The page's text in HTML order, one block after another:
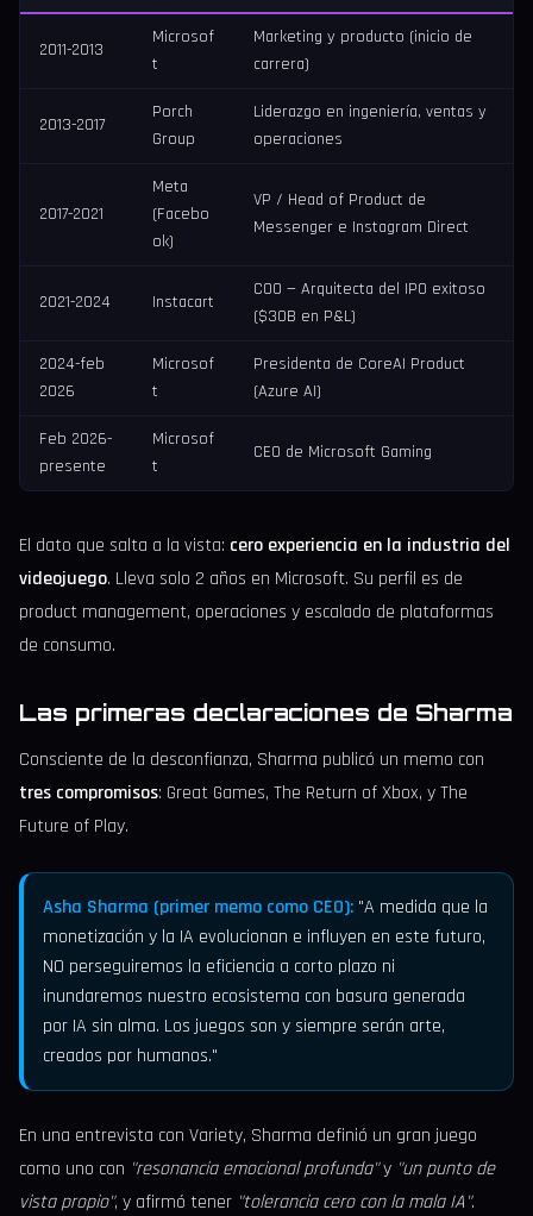
2011-2013
Microsof
t
Marketing y producto (inicio de
carrera)
2013-2017
Porch
Group
Liderazgo en ingeniería, ventas y
operaciones
2017-2021
Meta
(Facebo
ok)
VP / Head of Product de
Messenger e Instagram Direct
2021-2024 Instacart
COO — Arquitecta del IPO exitoso
($30B en P&L)
2024-feb
2026
Microsof
t
Presidenta de CoreAI Product
(Azure AI)
Feb 2026-
presente
Microsof
t
CEO de Microsoft Gaming
El dato que salta a la vista: cero experiencia en la industria del
videojuego. Lleva solo 2 años en Microsoft. Su perfil es de
product management, operaciones y escalado de plataformas
de consumo.
Las primeras declaraciones de Sharma
Consciente de la desconfianza, Sharma publicó un memo con
tres compromisos: Great Games, The Return of Xbox, y The
Future of Play.
Asha Sharma (primer memo como CEO): "A medida que la
monetización y la IA evolucionan e influyen en este futuro,
NO perseguiremos la eficiencia a corto plazo ni
inundaremos nuestro ecosistema con basura generada
por IA sin alma. Los juegos son y siempre serán arte,
creados por humanos."
En una entrevista con Variety, Sharma definió un gran juego
como uno con "resonancia emocional profunda"y "un punto de
vista propio", y afirmó tener "tolerancia cero con la mala IA".